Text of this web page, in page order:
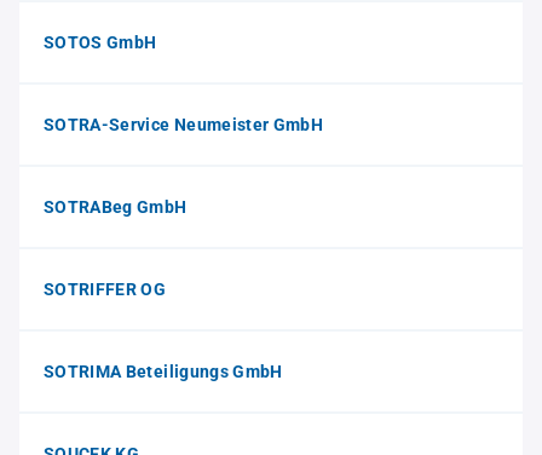
SOTOS GmbH
SOTRA-Service Neumeister GmbH
SOTRABeg GmbH
SOTRIFFER OG
SOTRIMA Beteiligungs GmbH